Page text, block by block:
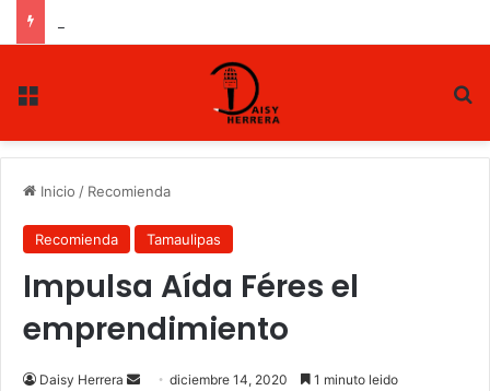
Inicio / Recomienda
Recomienda Tamaulipas
Impulsa Aída Féres el
emprendimiento
Daisy Herrera diciembre 14, 2020 1 minuto leido